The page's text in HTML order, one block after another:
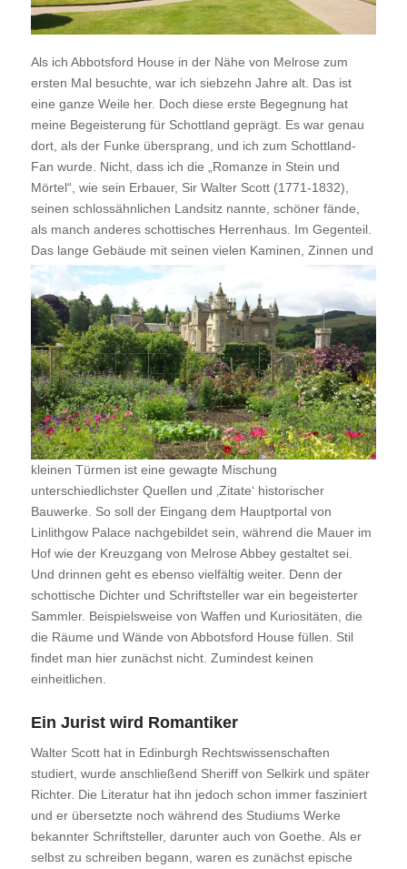
Als ich Abbotsford House in der Nähe von Melrose zum
ersten Mal besuchte, war ich siebzehn Jahre alt. Das ist
eine ganze Weile her. Doch diese erste Begegnung hat
meine Begeisterung für Schottland geprägt. Es war genau
dort, als der Funke übersprang, und ich zum Schottland-
Fan wurde. Nicht, dass ich die „Romanze in Stein und
Mörtel“, wie sein Erbauer, Sir Walter Scott (1771-1832),
seinen schlossähnlichen Landsitz nannte, schöner fände,
als manch anderes schottisches Herrenhaus. Im Gegenteil.
Das lange Gebäude mit seinen vielen Kaminen, Zinnen und
kleinen Türmen ist eine gewagte Mischung
unterschiedlichster Quellen und ‚Zitate‘ historischer
Bauwerke. So soll der Eingang dem Hauptportal von
Linlithgow Palace nachgebildet sein, während die Mauer im
Hof wie der Kreuzgang von Melrose Abbey gestaltet sei.
Und drinnen geht es ebenso vielfältig weiter. Denn der
schottische Dichter und Schriftsteller war ein begeisterter
Sammler. Beispielsweise von Waffen und Kuriositäten, die
die Räume und Wände von Abbotsford House füllen. Stil
findet man hier zunächst nicht. Zumindest keinen
einheitlichen.
Ein Jurist wird Romantiker
Walter Scott hat in Edinburgh Rechtswissenschaften
studiert, wurde anschließend Sheriff von Selkirk und später
Richter. Die Literatur hat ihn jedoch schon immer fasziniert
und er übersetzte noch während des Studiums Werke
bekannter Schriftsteller, darunter auch von Goethe. Als er
selbst zu schreiben begann, waren es zunächst epische